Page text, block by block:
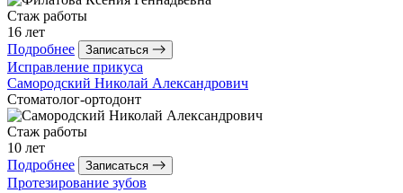
Стаж работы
16 лет
Подробнее
Записаться
Исправление прикуса
Самородский Николай Александрович
Стоматолог-ортодонт
Стаж работы
10 лет
Подробнее
Записаться
Протезирование зубов